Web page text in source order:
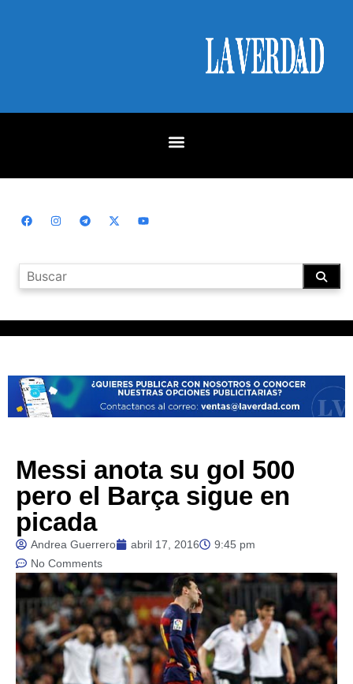
Messi anota su gol 500
pero el Barça sigue en
picada
Andrea Guerrero abril 17, 2016
9:45 pm
No Comments